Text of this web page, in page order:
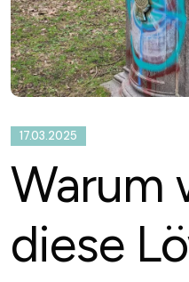
17.03.2025
Warum
diese